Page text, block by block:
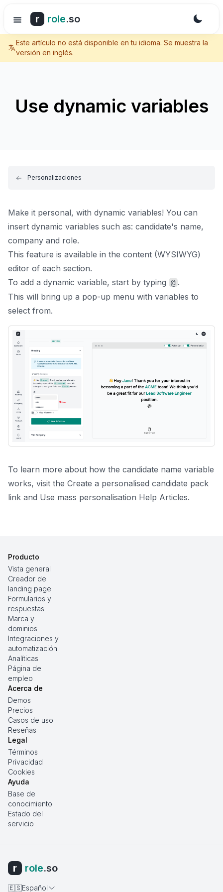
r role.so
Este artículo no está disponible en tu idioma. Se muestra la
versión en inglés.
Use dynamic variables
Personalizaciones
Make it personal, with dynamic variables! You can
insert dynamic variables such as: candidate's name,
company and role.
This feature is available in the content (WYSIWYG)
editor of each section.
To add a dynamic variable, start by typing @ .
This will bring up a pop-up menu with variables to
select from.
To learn more about how the candidate name variable
works, visit the Create a personalised candidate pack
link and Use mass personalisation Help Articles.
Producto
Vista general
Creador de
landing page
Formularios y
respuestas
Marca y
dominios
Integraciones y
automatización
Analíticas
Página de
empleo
Acerca de
Demos
Precios
Casos de uso
Reseñas
Legal
Términos
Privacidad
Cookies
Ayuda
Base de
conocimiento
Estado del
servicio
r role.so
🇪🇸Español